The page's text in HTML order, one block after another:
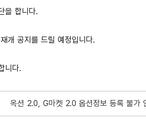
을 합니다.
개 공지를 드릴 예정입니다.
니다.
옥션 2.0, G마켓 2.0 옵션정보 등록 불가